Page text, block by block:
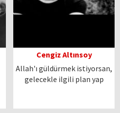
Cengiz Altınsoy
Allah'ı güldürmek istiyorsan,
gelecekle ilgili plan yap